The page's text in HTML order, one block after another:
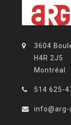
3604
H4R 2J5
Montréal
514 625-